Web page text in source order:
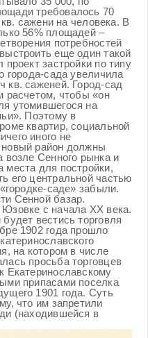
требовалось 70
сажени на человека. В
56% площадей –
потребностей
еще один такой
застройки по типу
города-сада увеличила
саженей. Город-сад
расчетом, чтобы «он
утомившегося на
Поэтому в
квартир, социальной
иного не
новый район должны
возле Сенного рынка и
места для постройки,
его центральной частью
саде» забыли.
Сенной базар.
с начала ХХ века.
вестись торговля
1902 года прошло
на котором в числе
просьба торговцев
Екатеринославскому
припасами поселка
1901 года. Суть
что им запретили
(находившейся в